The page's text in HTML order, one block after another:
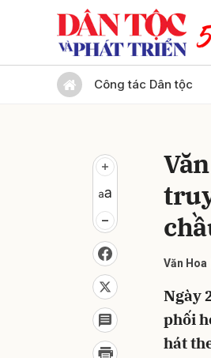
Công tác Dân tộc
Văn Hoa
Ngày
phối
hát